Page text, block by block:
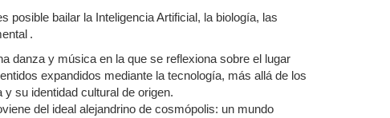
posible bailar la Inteligencia Artificial, la biología, las
.
danza y música en la que se reflexiona sobre el lugar
expandidos mediante la tecnología, más allá de los
su identidad cultural de origen.
del ideal alejandrino de cosmópolis: un mundo